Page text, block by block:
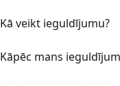
Kā veikt ieguldījumu?
Kāpēc mans